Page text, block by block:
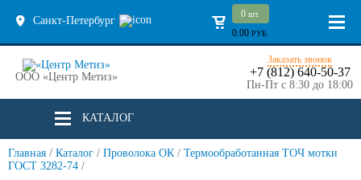
Санкт-Петербург
0 шт.
0.00 РУБ.
ООО «Центр Метиз»
Заказать звонок
+7 (812) 640-50-37
Пн-Пт с 8:30 до 18:00
КАТАЛОГ
Главная / Каталог / Проволока ОК / Термообработанная ТОЧ мотки
ГОСТ 3282-74 /